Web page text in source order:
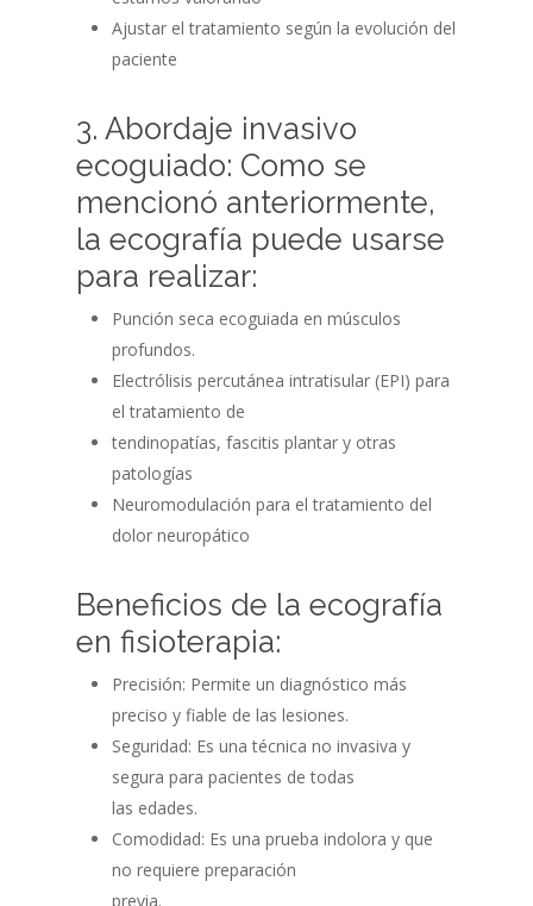
Ajustar el tratamiento según la evolución del
paciente
3. Abordaje invasivo
ecoguiado: Como se
mencionó anteriormente,
la ecografía puede usarse
para realizar:
Punción seca ecoguiada en músculos
profundos.
Electrólisis percutánea intratisular (EPI) para
el tratamiento de
tendinopatías, fascitis plantar y otras
patologías
Neuromodulación para el tratamiento del
dolor neuropático
Beneficios de la ecografía
en fisioterapia:
Precisión: Permite un diagnóstico más
preciso y fiable de las lesiones.
Seguridad: Es una técnica no invasiva y
segura para pacientes de todas
las edades.
Comodidad: Es una prueba indolora y que
no requiere preparación
previa.